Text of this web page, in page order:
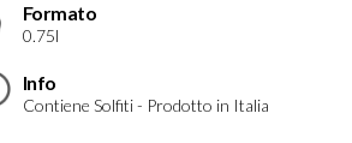
Formato
0.75l
Info
Contiene Solfiti - Prodotto in Italia